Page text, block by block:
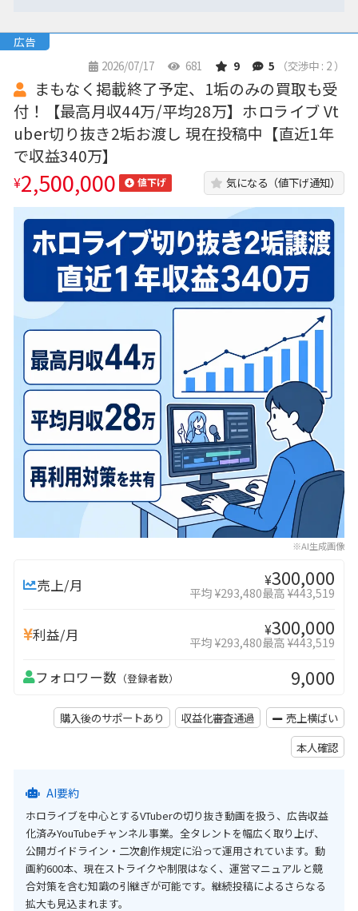
広告
2026/07/17
681 9 5 （交渉中 : 2 ）
※AI生成画像
まもなく掲載終了予定、1垢のみの買取も受
付！【最高月収44万/平均28万】ホロライブ Vt
uber切り抜き2垢お渡し 現在投稿中【直近1年
で収益340万】
¥2,500,000 値下げ 気になる（値下げ通知）
売上/月 ¥300,000
平均 ¥293,480最高 ¥443,519
利益/月 ¥300,000
平均 ¥293,480最高 ¥443,519
フォロワー数 （登録者数） 9,000
購入後のサポートあり 収益化審査通過
売上横ばい
本人確認
AI要約
ホロライブを中心とするVTuberの切り抜き動画を扱う、広告収益
化済みYouTubeチャンネル事業。全タレントを幅広く取り上げ、
公開ガイドライン・二次創作規定に沿って運用されています。動
画約600本、現在ストライクや制限はなく、運営マニュアルと競
合対策を含む知識の引継ぎが可能です。継続投稿によるさらなる
拡大も見込まれます。